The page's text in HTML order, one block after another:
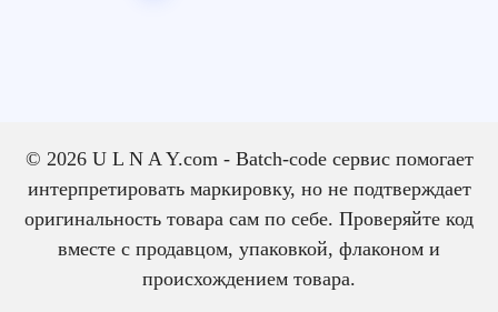
© 2026 U L N A Y.com - Batch-code сервис помогает
интерпретировать маркировку, но не подтверждает
оригинальность товара сам по себе. Проверяйте код
вместе с продавцом, упаковкой, флаконом и
происхождением товара.